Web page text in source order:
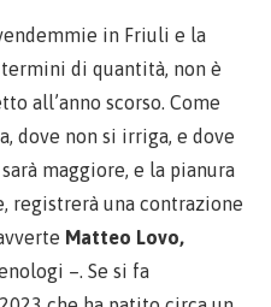
in Friuli e la
di quantità, non è
all’anno scorso. Come
dove non si irriga, e dove
maggiore, e la pianura
registrerà una contrazione
Matteo Lovo,
–. Se si fa